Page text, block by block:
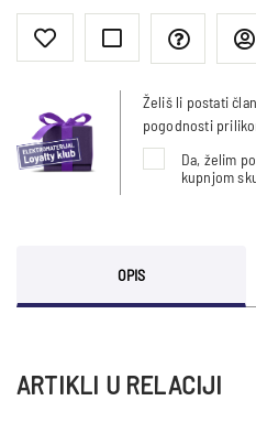
Želiš li postati
pogodnosti
Da, želim
kupnjom
OPIS
ARTIKLI U RELACIJI